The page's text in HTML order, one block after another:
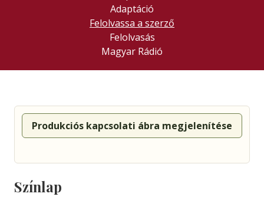
Adaptáció
Felolvassa a szerző
Felolvasás
Magyar Rádió
Produkciós kapcsolati ábra megjelenítése
Színlap